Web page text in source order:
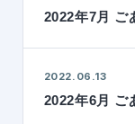
2022年7月 ご
2022.06.13
2022年6月 ご